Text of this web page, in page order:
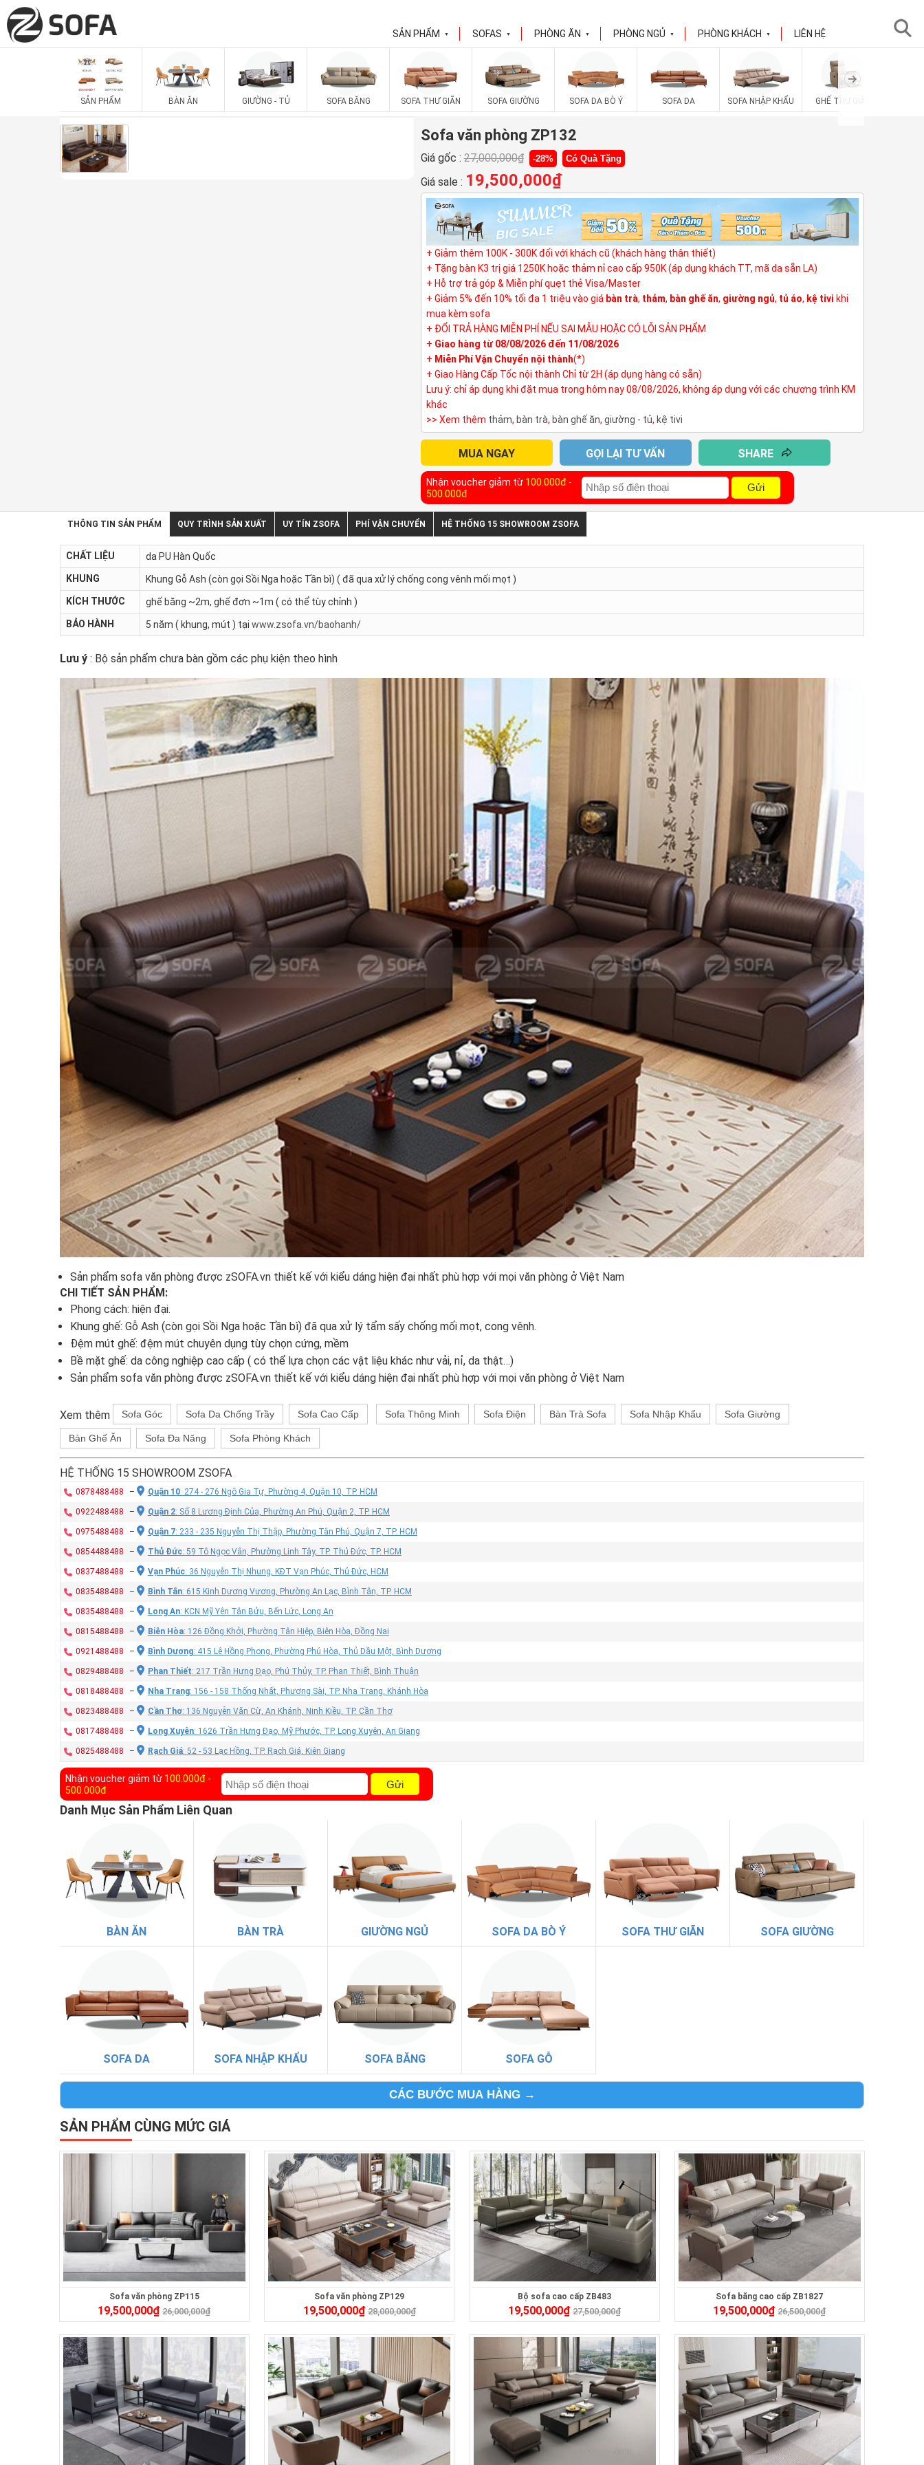
SẢN PHẨM ▼ SOFAS ▼ PHÒNG ĂN ▼ PHÒNG NGỦ ▼ PHÒNG KHÁCH ▼ LIÊN HỆ
SẢN PHẨM BÀN ĂN GIƯỜNG - TỦ SOFA BĂNG SOFA THƯ GIÃN SOFA GIƯỜNG SOFA DA BÒ Ý SOFA DA SOFA NHẬP KHẨU GHẾ THƯ GIÃN
Sofa văn phòng ZP132
Giá gốc : 27,000,000₫ -28% Có Quà Tặng
Giá sale : 19,500,000₫
+ Giảm thêm 100K - 300K đối với khách cũ (khách hàng thân thiết)
+ Tặng bàn K3 trị giá 1250K hoặc thảm nỉ cao cấp 950K (áp dụng khách TT, mã da sẵn LA)
+ Hỗ trợ trả góp & Miễn phí quẹt thẻ Visa/Master
+ Giảm 5% đến 10% tối đa 1 triệu vào giá bàn trà, thảm, bàn ghế ăn, giường ngủ, tủ áo, kệ tivi khi
mua kèm sofa
+ ĐỔI TRẢ HÀNG MIỄN PHÍ NẾU SAI MẪU HOẶC CÓ LỖI SẢN PHẨM
+ Giao hàng từ 08/08/2026 đến 11/08/2026
+ Miễn Phí Vận Chuyển nội thành(*)
+ Giao Hàng Cấp Tốc nội thành Chỉ từ 2H (áp dụng hàng có sẵn)
Lưu ý: chỉ áp dụng khi đặt mua trong hôm nay 08/08/2026, không áp dụng với các chương trình KM
khác
>> Xem thêm thảm, bàn trà, bàn ghế ăn, giường - tủ, kệ tivi
MUA NGAY GỌI LẠI TƯ VẤN SHARE
Nhận voucher giảm từ 100.000đ -
500.000đ
Gửi
THÔNG TIN SẢN PHẨM QUY TRÌNH SẢN XUẤT UY TÍN ZSOFA PHÍ VẬN CHUYỂN HỆ THỐNG 15 SHOWROOM ZSOFA
CHẤT LIỆU
da PU Hàn Quốc
KHUNG
Khung Gỗ Ash (còn gọi Sồi Nga hoặc Tần bì) ( đã qua xử lý chống cong vênh mối mọt )
KÍCH THƯỚC
ghế băng ~2m, ghế đơn ~1m ( có thể tùy chỉnh )
BẢO HÀNH
5 năm ( khung, mút ) tại www.zsofa.vn/baohanh/
Lưu ý : Bộ sản phẩm chưa bàn gồm các phụ kiện theo hình
Sản phẩm sofa văn phòng được zSOFA.vn thiết kế với kiểu dáng hiện đại nhất phù hợp với mọi văn phòng ở Việt Nam
CHI TIẾT SẢN PHẨM:
Phong cách: hiện đại.
Khung ghế: Gỗ Ash (còn gọi Sồi Nga hoặc Tần bì) đã qua xử lý tẩm sấy chống mối mọt, cong vênh.
Đệm mút ghế: đệm mút chuyên dụng tùy chọn cứng, mềm
Bề mặt ghế: da công nghiệp cao cấp ( có thể lựa chọn các vật liệu khác như vải, nỉ, da thật…)
Sản phẩm sofa văn phòng được zSOFA.vn thiết kế với kiểu dáng hiện đại nhất phù hợp với mọi văn phòng ở Việt Nam
Xem thêm Sofa Góc Sofa Da Chống Trầy Sofa Cao Cấp Sofa Thông Minh Sofa Điện Bàn Trà Sofa Sofa Nhập Khẩu Sofa Giường
Bàn Ghế Ăn Sofa Đa Năng Sofa Phòng Khách
HỆ THỐNG 15 SHOWROOM ZSOFA
0878488488 – Quận 10: 274 - 276 Ngô Gia Tự, Phường 4, Quận 10, TP. HCM
0922488488 – Quận 2: Số 8 Lương Định Của, Phường An Phú, Quận 2, TP. HCM
0975488488 – Quận 7: 233 - 235 Nguyễn Thị Thập, Phường Tân Phú, Quận 7, TP. HCM
0854488488 – Thủ Đức: 59 Tô Ngọc Vân, Phường Linh Tây, TP. Thủ Đức, TP. HCM
0837488488 – Vạn Phúc: 36 Nguyễn Thị Nhung, KĐT Vạn Phúc, Thủ Đức, HCM
0835488488 – Bình Tân: 615 Kinh Dương Vương, Phường An Lạc, Bình Tân, TP. HCM
0835488488 – Long An: KCN Mỹ Yên Tân Bửu, Bến Lức, Long An
0815488488 – Biên Hòa: 126 Đồng Khởi, Phường Tân Hiệp, Biên Hòa, Đồng Nai
0921488488 – Bình Dương: 415 Lê Hồng Phong, Phường Phú Hòa, Thủ Dầu Một, Bình Dương
0829488488 – Phan Thiết: 217 Trần Hưng Đạo, Phú Thủy, TP. Phan Thiết, Bình Thuận
0818488488 – Nha Trang: 156 - 158 Thống Nhất, Phương Sài, TP. Nha Trang, Khánh Hòa
0823488488 – Cần Thơ: 136 Nguyễn Văn Cừ, An Khánh, Ninh Kiều, TP. Cần Thơ
0817488488 – Long Xuyên: 1626 Trần Hưng Đạo, Mỹ Phước, TP. Long Xuyên, An Giang
0825488488 – Rạch Giá: 52 - 53 Lạc Hồng, TP. Rạch Giá, Kiên Giang
Nhận voucher giảm từ 100.000đ -
500.000đ
Gửi
Danh Mục Sản Phẩm Liên Quan
BÀN ĂN BÀN TRÀ GIƯỜNG NGỦ SOFA DA BÒ Ý SOFA THƯ GIÃN SOFA GIƯỜNG
SOFA DA SOFA NHẬP KHẨU SOFA BĂNG SOFA GỖ
CÁC BƯỚC MUA HÀNG →
SẢN PHẨM CÙNG MỨC GIÁ
Sofa văn phòng ZP115
19,500,000₫ 26,000,000₫
Sofa văn phòng ZP129
19,500,000₫ 28,000,000₫
Bộ sofa cao cấp ZB483
19,500,000₫ 27,500,000₫
Sofa băng cao cấp ZB1827
19,500,000₫ 26,500,000₫